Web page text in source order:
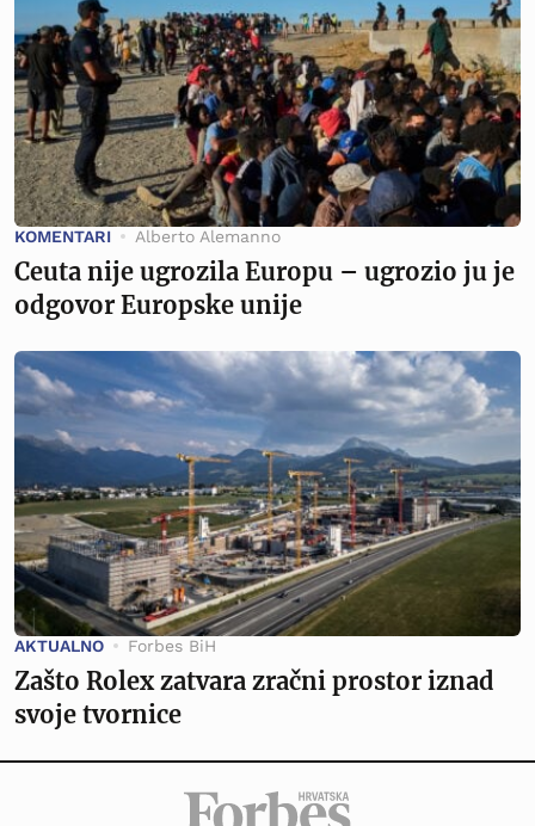
KOMENTARI Alberto Alemanno
Ceuta nije ugrozila Europu – ugrozio ju je
odgovor Europske unije
AKTUALNO Forbes BiH
Zašto Rolex zatvara zračni prostor iznad
svoje tvornice